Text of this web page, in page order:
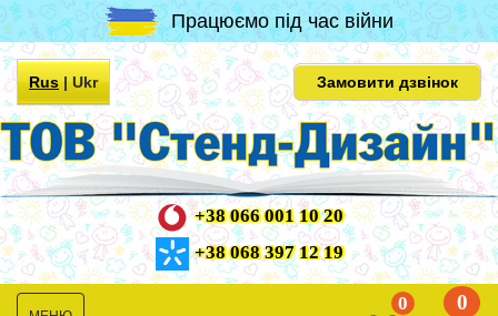
Працюємо під час війни
Rus|Ukr Замовити дзвінок
+38 066 001 10 20
+38 068 397 12 19
0 0